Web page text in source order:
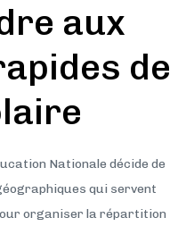
aux
de
Nationale décide de
qui servent
organiser la répartition